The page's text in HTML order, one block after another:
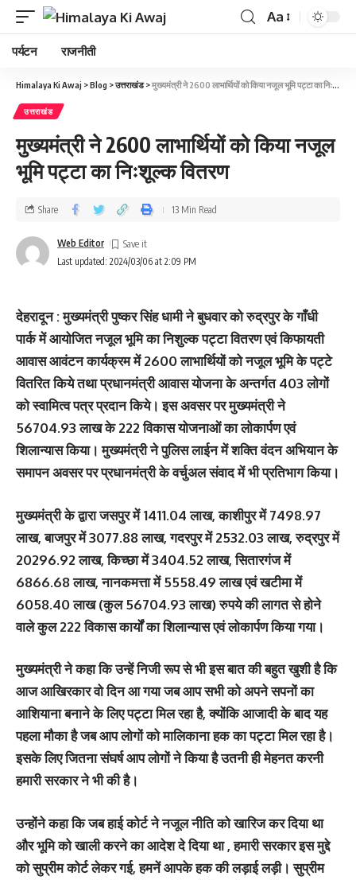
Aa
पर्यटन राजनीती
Himalaya Ki Awaj >Blog >उत्तराखंड>मुख्यमंत्री ने 2600 लाभार्थियों को किया नजूल भूमि पट्टा का निःशूल्क वितरण
उत्तराखंड
मुख्यमंत्री ने 2600 लाभार्थियों को किया नजूल
भूमि पट्टा का निःशूल्क वितरण
Last updated: 2024/03/06 at 2:09 PM
Web Editor
Share 13 Min Read
देहरादून : मुख्यमंत्री पुष्कर सिंह धामी ने बुधवार को रुद्रपुर के गाँधी
पार्क में आयोजित नजूल भूमि का निशुल्क पट्टा वितरण एवं किफायती
आवास आवंटन कार्यक्रम में 2600 लाभार्थियों को नजूल भूमि के पट्टे
वितरित किये तथा प्रधानमंत्री आवास योजना के अन्तर्गत 403 लोगों
को स्वामित्व पत्र प्रदान किये। इस अवसर पर मुख्यमंत्री ने
56704.93 लाख के 222 विकास योजनाओं का लोकार्पण एवं
शिलान्यास किया। मुख्यमंत्री ने पुलिस लाईन में शक्ति वंदन अभियान के
समापन अवसर पर प्रधानमंत्री के वर्चुअल संवाद में भी प्रतिभाग किया।
मुख्यमंत्री के द्वारा जसपुर में 1411.04 लाख, काशीपुर में 7498.97
लाख, बाजपुर में 3077.88 लाख, गदरपुर में 2532.03 लाख, रुद्रपुर में
20296.92 लाख, किच्छा में 3404.52 लाख, सितारगंज में
6866.68 लाख, नानकमत्ता में 5558.49 लाख एवं खटीमा में
6058.40 लाख (कुल 56704.93 लाख) रुपये की लागत से होने
वाले कुल 222 विकास कार्यों का शिलान्यास एवं लोकार्पण किया गया।
मुख्यमंत्री ने कहा कि उन्हें निजी रूप से भी इस बात की बहुत खुशी है कि
आज आखिरकार वो दिन आ गया जब आप सभी को अपने सपनों का
आशियाना बनाने के लिए पट्टा मिल रहा है, क्योंकि आजादी के बाद यह
पहला मौका है जब आप लोगों को मालिकाना हक का पट्टा मिल रहा है।
इसके लिए जितना संघर्ष आप लोगों ने किया है उतनी ही मेहनत करनी
हमारी सरकार ने भी की है।
उन्होंने कहा कि जब हाई कोर्ट ने नजूल नीति को खारिज कर दिया था
और भूमि को खाली करने का आदेश दे दिया था , हमारी सरकार इस मुद्दे
को सुप्रीम कोर्ट लेकर गई, हमनें आपके हक की लड़ाई लड़ी। सुप्रीम